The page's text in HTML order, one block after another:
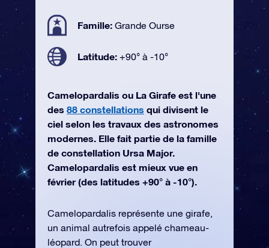
Famille: Grande Ourse
Latitude: +90° à -10°
Camelopardalis ou La Girafe est l'une
des 88 constellations qui divisent le
ciel selon les travaux des astronomes
modernes. Elle fait partie de la famille
de constellation Ursa Major.
Camelopardalis est mieux vue en
février (des latitudes +90° à -10°).
Camelopardalis représente une girafe,
un animal autrefois appelé chameau-
léopard. On peut trouver